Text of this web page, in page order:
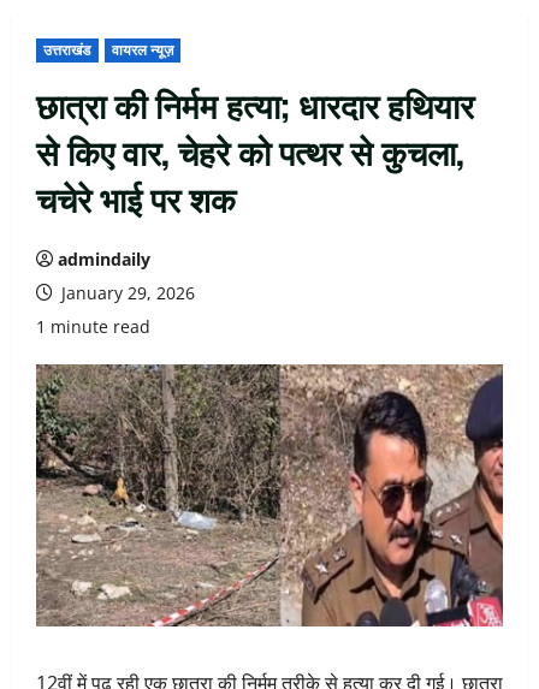
उत्तराखंड वायरल न्यूज़
छात्रा की निर्मम हत्या; धारदार हथियार
से किए वार, चेहरे को पत्थर से कुचला,
चचेरे भाई पर शक
admindaily
January 29, 2026
1 minute read
12वीं में पढ़ रही एक छात्रा की निर्मम तरीके से हत्या कर दी गई। छात्रा